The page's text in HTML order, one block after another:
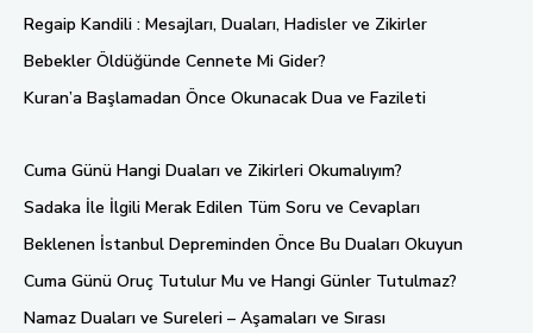
Regaip Kandili : Mesajları, Duaları, Hadisler ve Zikirler
Bebekler Öldüğünde Cennete Mi Gider?
Kuran’a Başlamadan Önce Okunacak Dua ve Fazileti
Cuma Günü Hangi Duaları ve Zikirleri Okumalıyım?
Sadaka İle İlgili Merak Edilen Tüm Soru ve Cevapları
Beklenen İstanbul Depreminden Önce Bu Duaları Okuyun
Cuma Günü Oruç Tutulur Mu ve Hangi Günler Tutulmaz?
Namaz Duaları ve Sureleri – Aşamaları ve Sırası